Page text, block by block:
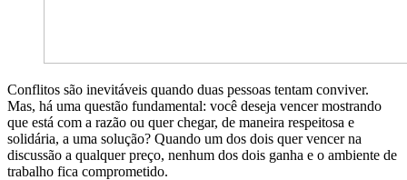
Conflitos são inevitáveis quando duas pessoas tentam conviver.
Mas, há uma questão fundamental: você deseja vencer mostrando
que está com a razão ou quer chegar, de maneira respeitosa e
solidária, a uma solução? Quando um dos dois quer vencer na
discussão a qualquer preço, nenhum dos dois ganha e o ambiente de
trabalho fica comprometido.